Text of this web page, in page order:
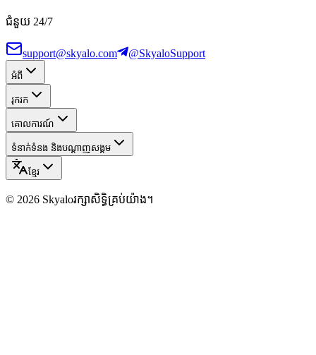
ជំនួយ 24/7
support@skyalo.com @SkyaloSupport
អំពី
រុករក
គោលការណ៍
ទំនាក់ទំនង និងបណ្ដាញសង្គម
ខ្មែរ
© 2026 Skyaloរក្សាសិទ្ធិគ្រប់យ៉ាង។